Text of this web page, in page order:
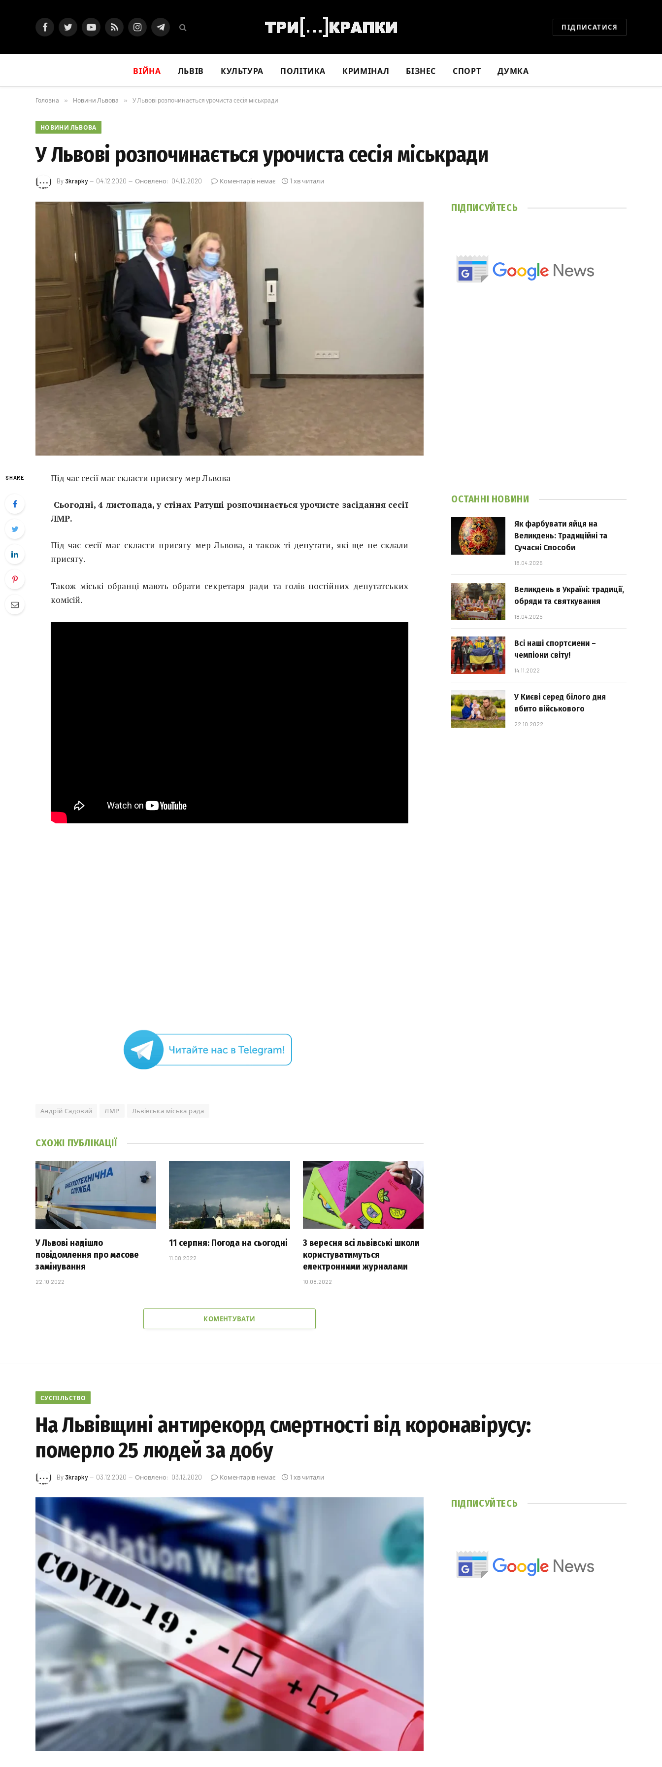
FacebookTwitterYouTubeRSS InstagramTelegram ПІДПИСАТИСЯ
ВІЙНА ЛЬВІВ КУЛЬТУРА ПОЛІТИКА КРИМІНАЛ БІЗНЕС СПОРТ ДУМКА
Головна » Новини Львова » У Львові розпочинається урочиста сесія міськради
НОВИНИ ЛЬВОВА
У Львові розпочинається урочиста сесія міськради
By 3krapky 04.12.2020 Оновлено: 04.12.2020 Коментарів немає 1 хв читали
SHARE Під час сесії має скласти присягу мер Львова
Сьогодні, 4 листопада, у стінах Ратуші розпочинається урочисте засідання сесії
ЛМР.
Під час сесії має скласти присягу мер Львова, а також ті депутати, які ще не склали
присягу.
Також міські обранці мають обрати секретаря ради та голів постійних депутатських
комісій.
Андрій Садовий ЛМР Львівська міська рада
СХОЖІ ПУБЛІКАЦІЇ
У Львові надішло
повідомлення про масове
замінування
22.10.2022
11 серпня: Погода на сьогодні
11.08.2022
З вересня всі львівські школи
користуватимуться
електронними журналами
10.08.2022
КОМЕНТУВАТИ
ПІДПИСУЙТЕСЬ
ОСТАННІ НОВИНИ
Як фарбувати яйця на
Великдень: Традиційні та
Сучасні Способи
18.04.2025
Великдень в Україні: традиції,
обряди та святкування
18.04.2025
Всі наші спортсмени –
чемпіони світу!
14.11.2022
У Києві серед білого дня
вбито військового
22.10.2022
СУСПІЛЬСТВО
На Львівщині антирекорд смертності від коронавірусу:
померло 25 людей за добу
By 3krapky 03.12.2020 Оновлено: 03.12.2020 Коментарів немає 1 хв читали
ПІДПИСУЙТЕСЬ